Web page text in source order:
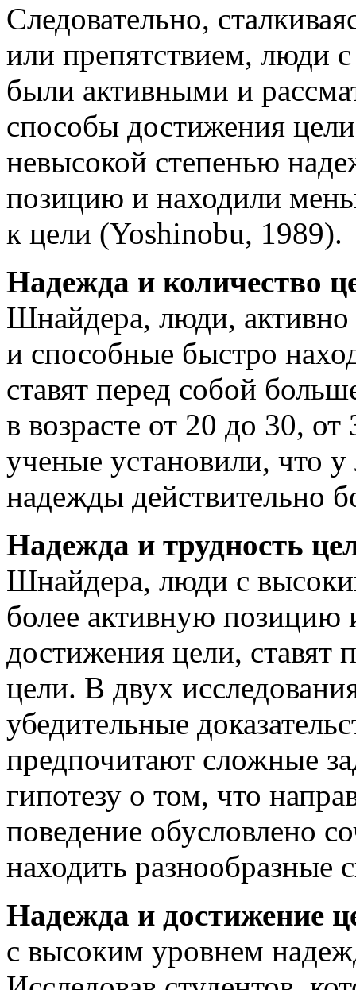
Следовательно,
или препятствием, люди
были активными и
способы достижения
невысокой степенью
позицию и находили
к цели (Yoshinobu, 1989).
Надежда и количество
Шнайдера, люди, активно
и способные быстро
ставят перед собой
в возрасте от 20 до 30,
ученые установили, что
надежды действительно
Надежда и трудность
Шнайдера, люди с
более активную позицию
достижения цели, ставят
цели. В двух
убедительные
предпочитают сложные
гипотезу о том, что
поведение обусловлено
находить разнообразные
Надежда и достижение
с высоким уровнем